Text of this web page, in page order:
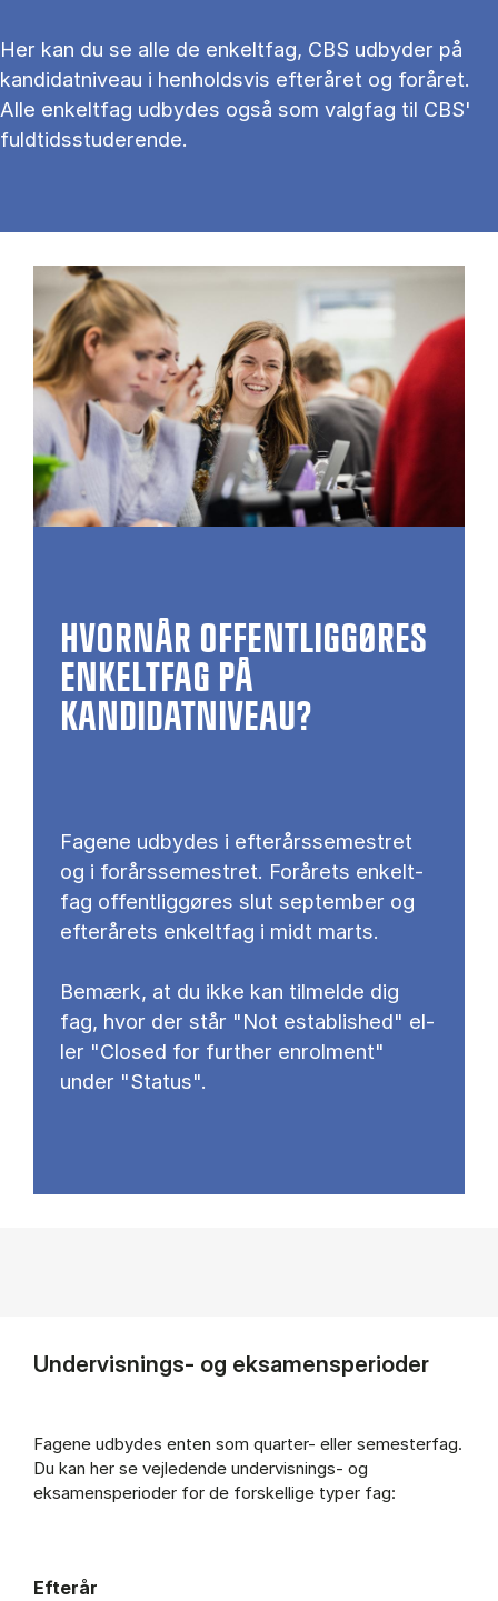
Her kan du se alle de en­kelt­fag, CBS ud­by­der på
kan­di­dat­ni­veau i hen­holds­vis ef­ter­å­ret og for­å­ret.
Alle en­kelt­fag ud­by­des også som valg­fag til CBS'
fuld­tids­stu­de­ren­de.
HVORNÅR OFFENTLIGGØRES
ENKELTFAG PÅ
KANDIDATNIVEAU?
Fagene udbydes i efterårssemestret
og i forårssemestret. For­å­rets en­kelt­
fag of­fent­lig­gø­res slut sep­tem­ber og
ef­ter­å­rets en­kelt­fag i midt marts.
Be­mærk, at du ikke kan til­mel­de dig
fag, hvor der står "Not establis­hed" el­
ler "Clo­sed for furt­her en­rol­ment"
under "Status".
Undervisnings- og eksamensperioder
Fagene udbydes enten som quarter- eller semesterfag.
Du kan her se vejledende undervisnings- og
eksamensperioder for de forskellige typer fag:
Efterår